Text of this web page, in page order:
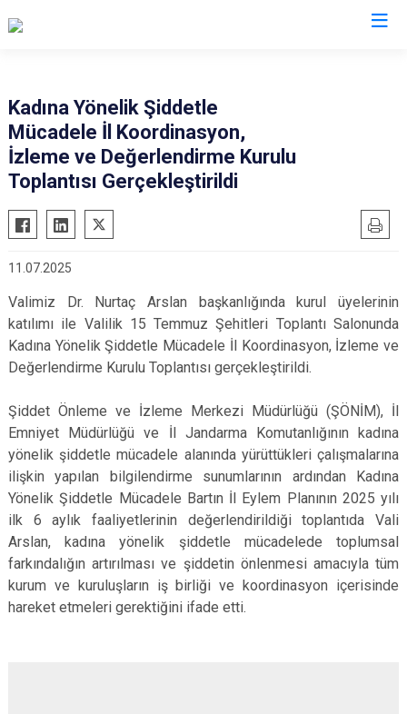
Kadına Yönelik Şiddetle
Mücadele İl Koordinasyon,
İzleme ve Değerlendirme Kurulu
Toplantısı Gerçekleştirildi
11.07.2025
Valimiz Dr. Nurtaç Arslan başkanlığında kurul üyelerinin
katılımı ile Valilik 15 Temmuz Şehitleri Toplantı Salonunda
Kadına Yönelik Şiddetle Mücadele İl Koordinasyon, İzleme ve
Değerlendirme Kurulu Toplantısı gerçekleştirildi.
Şiddet Önleme ve İzleme Merkezi Müdürlüğü (ŞÖNİM), İl
Emniyet Müdürlüğü ve İl Jandarma Komutanlığının kadına
yönelik şiddetle mücadele alanında yürüttükleri çalışmalarına
ilişkin yapılan bilgilendirme sunumlarının ardından Kadına
Yönelik Şiddetle Mücadele Bartın İl Eylem Planının 2025 yılı
ilk 6 aylık faaliyetlerinin değerlendirildiği toplantıda Vali
Arslan, kadına yönelik şiddetle mücadelede toplumsal
farkındalığın artırılması ve şiddetin önlenmesi amacıyla tüm
kurum ve kuruluşların iş birliği ve koordinasyon içerisinde
hareket etmeleri gerektiğini ifade etti.